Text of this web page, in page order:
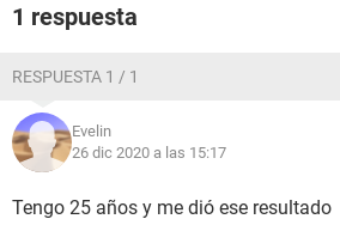
1 respuesta
RESPUESTA 1 / 1
Evelin
26 dic 2020 a las 15:17
Tengo 25 años y me dió ese resultado